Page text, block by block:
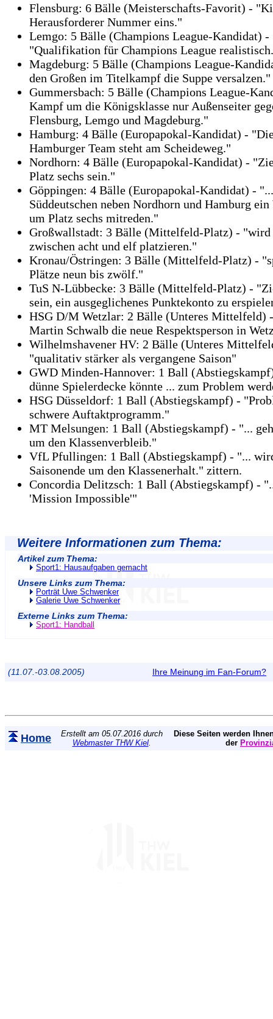
Flensburg: 6 Bälle (Meisterschafts-Favorit) -
Herausforderer Nummer eins."
Lemgo: 5 Bälle (Champions League-Kandidat) -
"Qualifikation für Champions League
Magdeburg: 5 Bälle (Champions League-
den Großen im Titelkampf die Suppe versalzen."
Gummersbach: 5 Bälle (Champions League-
Kampf um die Königsklasse nur Außenseiter
Flensburg, Lemgo und Magdeburg."
Hamburg: 4 Bälle (Europapokal-Kandidat) -
Hamburger Team steht am Scheideweg."
Nordhorn: 4 Bälle (Europapokal-Kandidat) -
Platz sechs sein."
Göppingen: 4 Bälle (Europapokal-Kandidat) -
Süddeutschen neben Nordhorn und Hamburg
um Platz sechs mitreden."
Großwallstadt: 3 Bälle (Mittelfeld-Platz) - "wird
zwischen acht und elf platzieren."
Kronau/Östringen: 3 Bälle (Mittelfeld-Platz) -
Plätze neun bis zwölf."
TuS N-Lübbecke: 3 Bälle (Mittelfeld-Platz) -
sein, ein ausgeglichenes Punktekonto zu
HSG D/M Wetzlar: 2 Bälle (Unteres Mittelfeld)
Martin Schwalb die neue Respektsperson in
Wilhelmshavener HV: 2 Bälle (Unteres
"qualitativ stärker als vergangene Saison"
GWD Minden-Hannover: 1 Ball
dünne Spielerdecke könnte ... zum Problem
HSG Düsseldorf: 1 Ball (Abstiegskampf) -
schwere Auftaktprogramm."
MT Melsungen: 1 Ball (Abstiegskampf) - "...
um den Klassenverbleib."
VfL Pfullingen: 1 Ball (Abstiegskampf) - "...
Saisonende um den Klassenerhalt." zittern.
Concordia Delitzsch: 1 Ball (Abstiegskampf) -
'Mission Impossible'"
Weitere Informationen zum Thema:
Artikel zum Thema:
Sport1: Hausaufgaben gemacht
Unsere Links zum Thema:
Porträt Uwe Schwenker
Galerie Uwe Schwenker
Externe Links zum Thema:
Sport1: Handball
(11.07.-03.08.2005) Ihre Meinung im Fan-Forum?
Home
Erstellt am 05.07.2016 durch
Webmaster THW Kiel.
Diese Seiten werden
der